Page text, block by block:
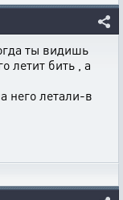
ты видишь
летит бить , а
него летали-в